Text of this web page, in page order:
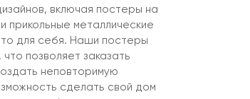
включая постеры на
прикольные металлические
то для себя. Наши постеры
позволяет заказать
неповторимую
сделать свой дом